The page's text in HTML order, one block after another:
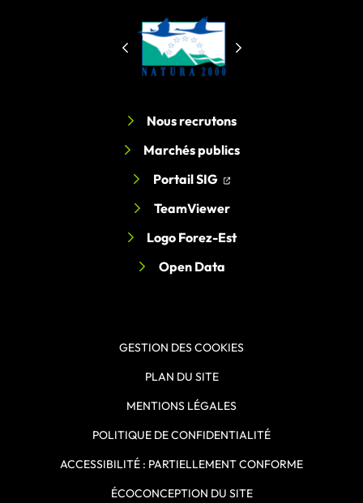
Nous recrutons
Marchés publics
Portail SIG (ouverture dans un
(ouverture dans un
TeamViewer
Logo Forez-Est
Open Data
GESTION DES COOKIES
PLAN DU SITE
MENTIONS LÉGALES
POLITIQUE DE CONFIDENTIALITÉ
ACCESSIBILITÉ : PARTIELLEMENT CONFORME
ÉCOCONCEPTION DU SITE